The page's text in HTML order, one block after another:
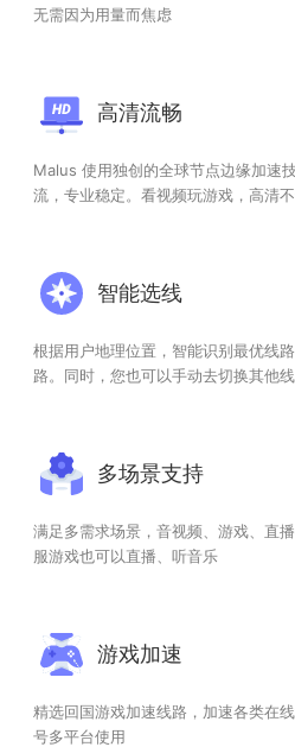
无需因为用量而焦虑
高清流畅
Malus 使用独创的全球节点边缘加速
流，专业稳定。看视频玩游戏，高清
智能选线
根据用户地理位置，智能识别最优线
路。同时，您也可以手动去切换其他线
多场景支持
满足多需求场景，音视频、游戏、直
服游戏也可以直播、听音乐
游戏加速
精选回国游戏加速线路，加速各类在
号多平台使用